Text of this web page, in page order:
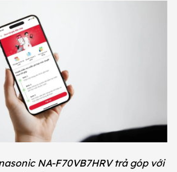
NA-F70VB7HRV trả góp với